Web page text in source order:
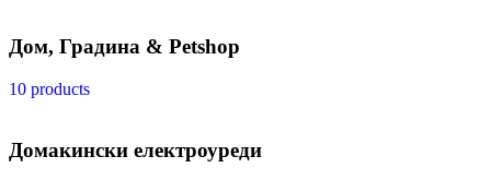
Дом, Градина & Petshop
10 products
Домакински електроуреди